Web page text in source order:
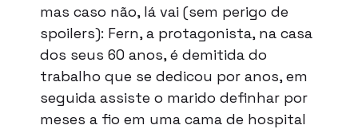
mas caso não, lá vai (sem perigo de
spoilers): Fern, a protagonista, na casa
dos seus 60 anos, é demitida do
trabalho que se dedicou por anos, em
seguida assiste o marido definhar por
meses a fio em uma cama de hospital